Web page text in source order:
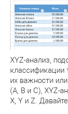
XYZ-анализ,
классификации
их важности
(A, B и C), XYZ-
X, Y и Z.